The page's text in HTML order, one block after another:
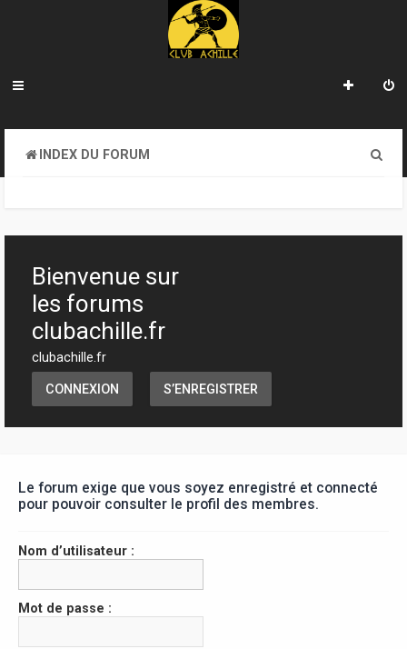
INDEX DU FORUM
h
Bienvenue sur
les forums
clubachille.fr
clubachille.fr
CONNEXION S’ENREGISTRER
Le forum exige que vous soyez enregistré et connecté
pour pouvoir consulter le profil des membres.
Nom d’utilisateur :
Mot de passe :